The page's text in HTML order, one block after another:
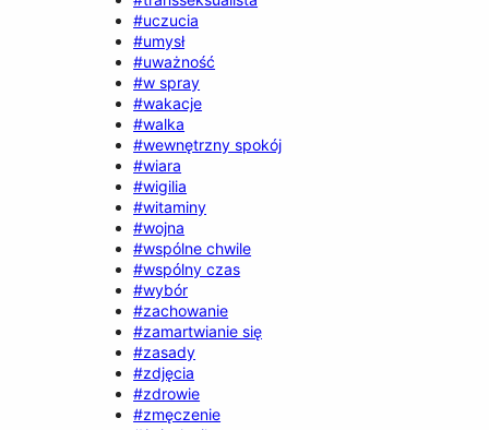
#uczucia
#umysł
#uważność
#w spray
#wakacje
#walka
#wewnętrzny spokój
#wiara
#wigilia
#witaminy
#wojna
#wspólne chwile
#wspólny czas
#wybór
#zachowanie
#zamartwianie się
#zasady
#zdjęcia
#zdrowie
#zmęczenie